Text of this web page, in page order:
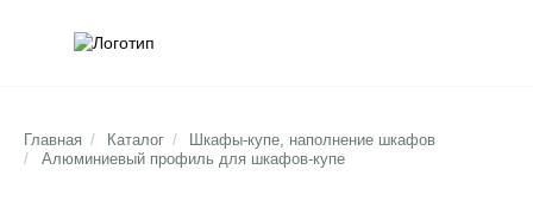
Главная / Каталог /
Шкафы-купе, наполнение шкафов
/
Алюминиевый профиль для шкафов-купе